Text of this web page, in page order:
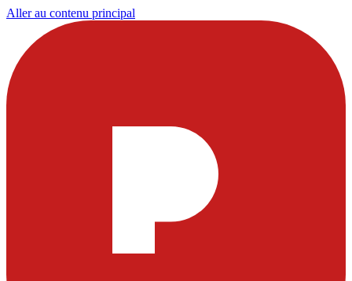
Aller au contenu principal